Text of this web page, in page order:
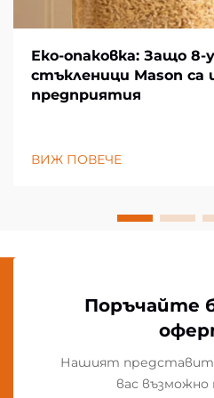
Еко-опаковка: Защо
стъкленици Mason са
предприятия
ВИЖ ПОВЕЧЕ
Поръчайте
Нашият
вас възможно